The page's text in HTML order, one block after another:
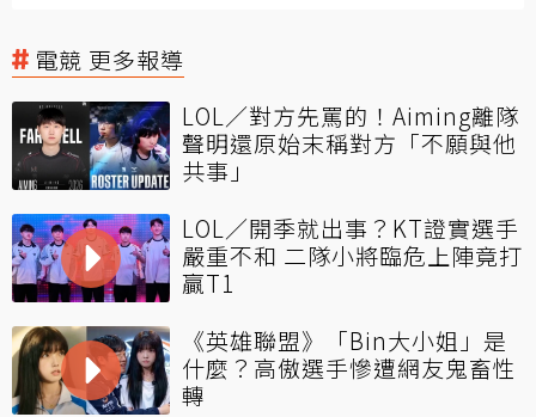
電競 更多報導
LOL／對方先罵的！Aiming離隊
聲明還原始末稱對方「不願與他
共事」
LOL／開季就出事？KT證實選手
嚴重不和 二隊小將臨危上陣竟打
贏T1
《英雄聯盟》「Bin大小姐」是
什麼？高傲選手慘遭網友鬼畜性
轉